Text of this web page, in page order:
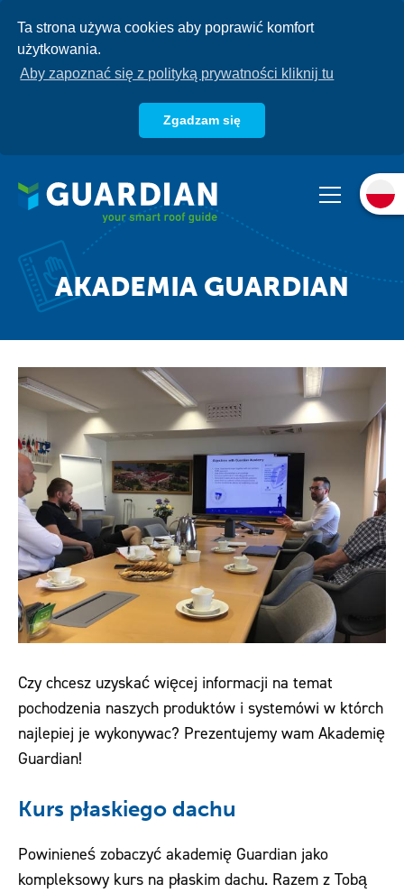
Ta strona używa cookies aby poprawić komfort
użytkowania.
Aby zapoznać się z polityką prywatności kliknij tu
Zgadzam się
treści
Produkty
Systemy
Baza wiedzy
Pliki do pobrania
Kontakt
Czy chcesz uzyskać więcej informacji na temat
pochodzenia naszych produktów i systemówi w którch
najlepiej je wykonywac? Prezentujemy wam Akademię
Guardian!
Kurs płaskiego dachu
Powinieneś zobaczyć akademię Guardian jako
kompleksowy kurs na płaskim dachu. Razem z Tobą